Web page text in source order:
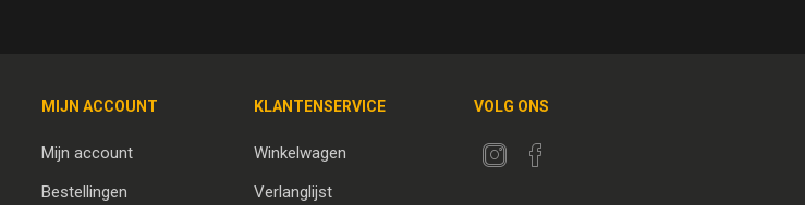
MIJN ACCOUNT
Mijn account
Bestellingen
KLANTENSERVICE
Winkelwagen
Verlanglijst
VOLG ONS